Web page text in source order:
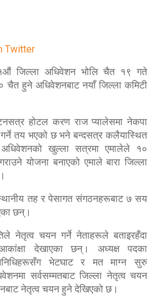
Twitter
जिल्ला अधिवेशन भोलि चैत १९ गते
हुने अधिवेशनबाट नयाँ जिल्ला कमिटी
होटल करण राज प्यालेसमा नेकपा
तय भएको छ भने बन्दसत्र कलैयास्थित
खुल्ला सत्रमा एमालेले १०
योजना बनाएको एमाले बारा जिल्ला
तह र पेसागत संगठनहरूबाट ७ सय
छन्।
नेतृत्व चयन गर्ने नेताहरूले बताइरहँदा
देखाएका छन्। अध्यक्ष पदका
भेटघाट र मत माग्न सुरु
सर्वसम्मतबाट जिल्ला नेतृत्व चयन
नेतृत्व चयन हुने देखिएको छ।